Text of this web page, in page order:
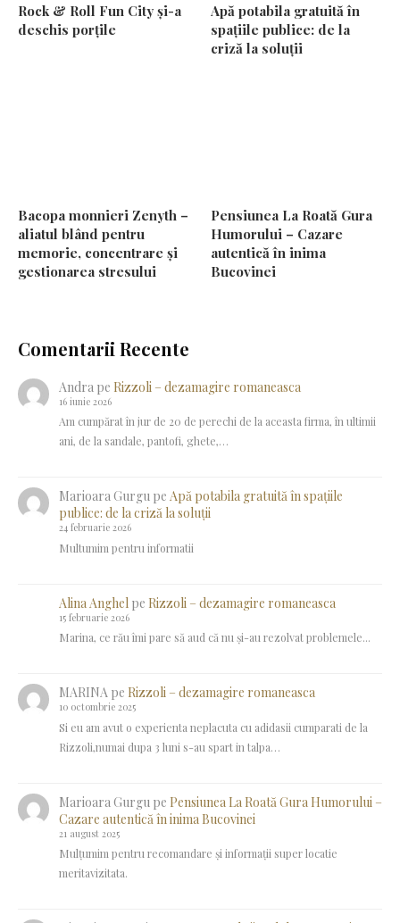
Rock & Roll Fun City și-a
deschis porțile
Apă potabila gratuită în
spațiile publice: de la
criză la soluții
Bacopa monnieri Zenyth –
aliatul blând pentru
memorie, concentrare și
gestionarea stresului
Pensiunea La Roată Gura
Humorului – Cazare
autentică în inima
Bucovinei
Comentarii Recente
Andra pe Rizzoli – dezamagire romaneasca
16 iunie 2026
Am cumpărat în jur de 20 de perechi de la aceasta firma, în ultimii
ani, de la sandale, pantofi, ghete,…
Marioara Gurgupe Apă potabila gratuită în spațiile
publice: de la criză la soluții
24 februarie 2026
Multumim pentru informatii
Alina Anghel pe Rizzoli – dezamagire romaneasca
15 februarie 2026
Marina, ce rău îmi pare să aud că nu și-au rezolvat problemele...
MARINApe Rizzoli – dezamagire romaneasca
10 octombrie 2025
Si eu am avut o experienta neplacuta cu adidasii cumparati de la
Rizzoli,numai dupa 3 luni s-au spart in talpa…
Marioara Gurgu pe Pensiunea La Roată Gura Humorului –
Cazare autentică în inima Bucovinei
21 august 2025
Mulțumim pentru recomandare și informații super locatie
meritavizitata.